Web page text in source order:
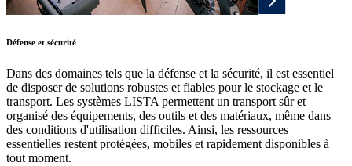
Défense et sécurité
Dans des domaines tels que la défense et la sécurité, il est essentiel
de disposer de solutions robustes et fiables pour le stockage et le
transport. Les systèmes LISTA permettent un transport sûr et
organisé des équipements, des outils et des matériaux, même dans
des conditions d'utilisation difficiles. Ainsi, les ressources
essentielles restent protégées, mobiles et rapidement disponibles à
tout moment.